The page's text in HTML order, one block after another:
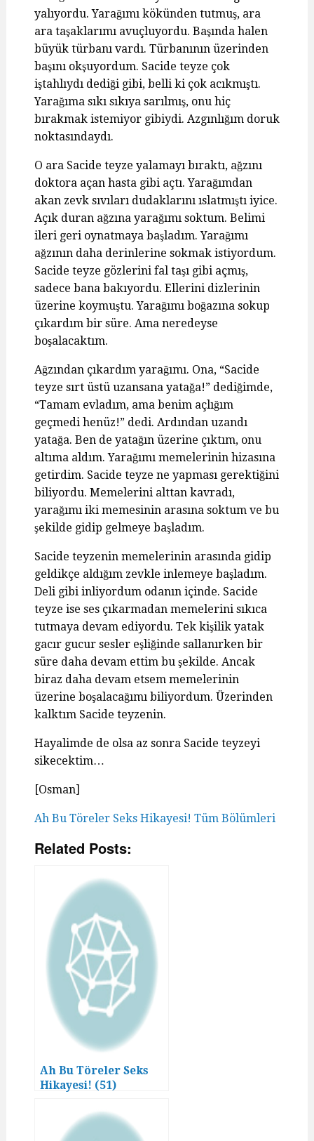
yalıyordu. Yarağımı kökünden tutmuş, ara
ara taşaklarımı avuçluyordu. Başında halen
büyük türbanı vardı. Türbanının üzerinden
başını okşuyordum. Sacide teyze çok
iştahlıydı dediği gibi, belli ki çok acıkmıştı.
Yarağıma sıkı sıkıya sarılmış, onu hiç
bırakmak istemiyor gibiydi. Azgınlığım doruk
noktasındaydı.
O ara Sacide teyze yalamayı bıraktı, ağzını
doktora açan hasta gibi açtı. Yarağımdan
akan zevk sıvıları dudaklarını ıslatmıştı iyice.
Açık duran ağzına yarağımı soktum. Belimi
ileri geri oynatmaya başladım. Yarağımı
ağzının daha derinlerine sokmak istiyordum.
Sacide teyze gözlerini fal taşı gibi açmış,
sadece bana bakıyordu. Ellerini dizlerinin
üzerine koymuştu. Yarağımı boğazına sokup
çıkardım bir süre. Ama neredeyse
boşalacaktım.
Ağzından çıkardım yarağımı. Ona, “Sacide
teyze sırt üstü uzansana yatağa!” dediğimde,
“Tamam evladım, ama benim açlığım
geçmedi henüz!” dedi. Ardından uzandı
yatağa. Ben de yatağın üzerine çıktım, onu
altıma aldım. Yarağımı memelerinin hizasına
getirdim. Sacide teyze ne yapması gerektiğini
biliyordu. Memelerini alttan kavradı,
yarağımı iki memesinin arasına soktum ve bu
şekilde gidip gelmeye başladım.
Sacide teyzenin memelerinin arasında gidip
geldikçe aldığım zevkle inlemeye başladım.
Deli gibi inliyordum odanın içinde. Sacide
teyze ise ses çıkarmadan memelerini sıkıca
tutmaya devam ediyordu. Tek kişilik yatak
gacır gucur sesler eşliğinde sallanırken bir
süre daha devam ettim bu şekilde. Ancak
biraz daha devam etsem memelerinin
üzerine boşalacağımı biliyordum. Üzerinden
kalktım Sacide teyzenin.
Hayalimde de olsa az sonra Sacide teyzeyi
sikecektim…
[Osman]
Ah Bu Töreler Seks Hikayesi! Tüm Bölümleri
Related Posts:
Ah Bu Töreler Seks
Hikayesi! (51)